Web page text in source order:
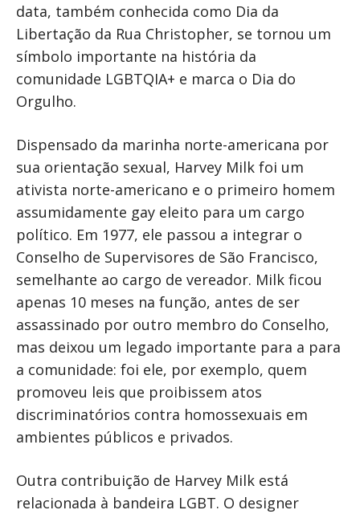
data, também conhecida como Dia da
Libertação da Rua Christopher, se tornou um
símbolo importante na história da
comunidade LGBTQIA+ e marca o Dia do
Orgulho.
Dispensado da marinha norte-americana por
sua orientação sexual, Harvey Milk foi um
ativista norte-americano e o primeiro homem
assumidamente gay eleito para um cargo
político. Em 1977, ele passou a integrar o
Conselho de Supervisores de São Francisco,
semelhante ao cargo de vereador. Milk ficou
apenas 10 meses na função, antes de ser
assassinado por outro membro do Conselho,
mas deixou um legado importante para a para
a comunidade: foi ele, por exemplo, quem
promoveu leis que proibissem atos
discriminatórios contra homossexuais em
ambientes públicos e privados.
Outra contribuição de Harvey Milk está
relacionada à bandeira LGBT. O designer